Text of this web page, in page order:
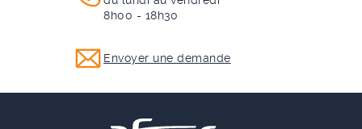
8h00 - 18h30
Envoyer une demande